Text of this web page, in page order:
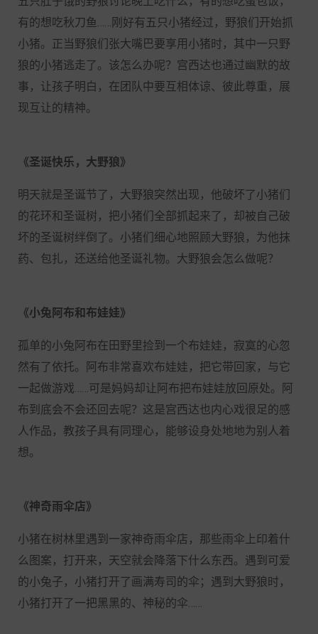
有的想吃秋刀鱼……刚好有五只小猪经过，野狼们开始抓
小猪。正当野狼们张大嘴巴要享用小猪时，其中一只野
狼的小猪逃走了。该怎么办呢？宫西达也通过幽默的故
事，让孩子明白，在团队中要互相体谅、彼此尊重，展
现互让的精神。
《圣诞快乐，大野狼》
明天就是圣诞节了，大野狼突然出现，他破坏了小猪们
的花环和圣诞树，把小猪们全部抓起来了，却被自己破
坏的圣诞树绊倒了。小猪们细心地照顾大野狼，为他抹
药、包扎，还送给他圣诞礼物。大野狼会怎么做呢？
《小兔阿布和布娃娃》
孤单的小兔阿布在田野里捡到一个布娃娃，寂寞的心忽
然有了依托。阿布非常喜欢布娃娃，把它带回家，与它
一起做游戏 ……可是妈妈却让阿布把布娃娃放回原处。阿
布到底会不会还回去呢？这是宫西达也内心戏很足的感
人作品，教孩子具有同理心，能够设身处地地为别人着
想。
《神奇雨伞店》
小猪在树林里遇到一家神奇雨伞店，那些雨伞上印着什
么图案，打开来，天空就会降落下什么东西。遇到可爱
的小兔子，小猪打开了画满寿司的伞；遇到大野狼时，
小猪打开了一把黑黑的、神秘的伞